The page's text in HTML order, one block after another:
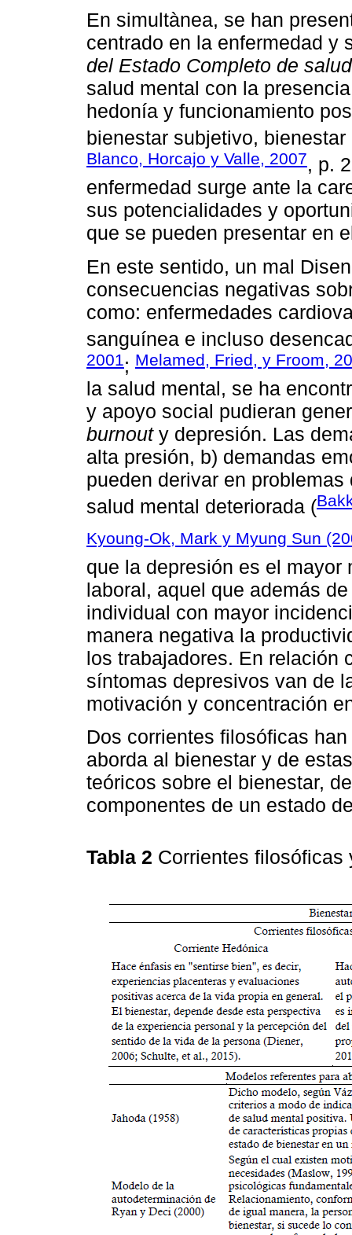
En simultànea, se han
centrado en la enfermedad y
del Estado Completo de
salud mental con la
hedonía y funcionamiento
bienestar subjetivo,
Blanco, Horcajo y Valle, 2007, p.
enfermedad surge ante la
sus potencialidades y
que se pueden presentar en
En este sentido, un mal
consecuencias negativas
como: enfermedades
sanguínea e incluso
2001; Melamed, Fried, y Froom,
la salud mental, se ha
y apoyo social pudieran
burnouty depresión. Las
alta presión, b) demandas
pueden derivar en
salud mental deteriorada (
Kyoung-Ok, Mark y Myung Sun
que la depresión es el
laboral, aquel que además
individual con mayor
manera negativa la
los trabajadores. En relación
síntomas depresivos van de
motivación y concentración
Dos corrientes filosóficas
aborda al bienestar y de
teóricos sobre el bienestar,
componentes de un estado
Tabla 2 Corrientes